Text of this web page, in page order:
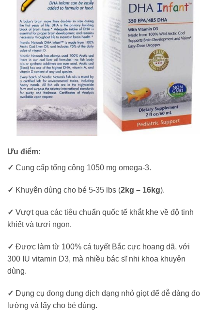
Ưu điểm:
✓ Cung cấp tổng cộng 1050 mg omega-3.
✓ Khuyên dùng cho bé 5-35 lbs (2kg – 16kg).
✓ Vượt qua các tiêu chuẩn quốc tế khắt khe về độ tinh
khiết và tươi ngon.
✓ Được làm từ 100% cá tuyết Bắc cực hoang dã, với
300 IU vitamin D3, mà nhiều bác sĩ nhi khoa khuyên
dùng.
✓ Dụng cụ đong dung dịch dạng nhỏ giọt để dễ dàng đo
lường và lấy cho bé dùng.